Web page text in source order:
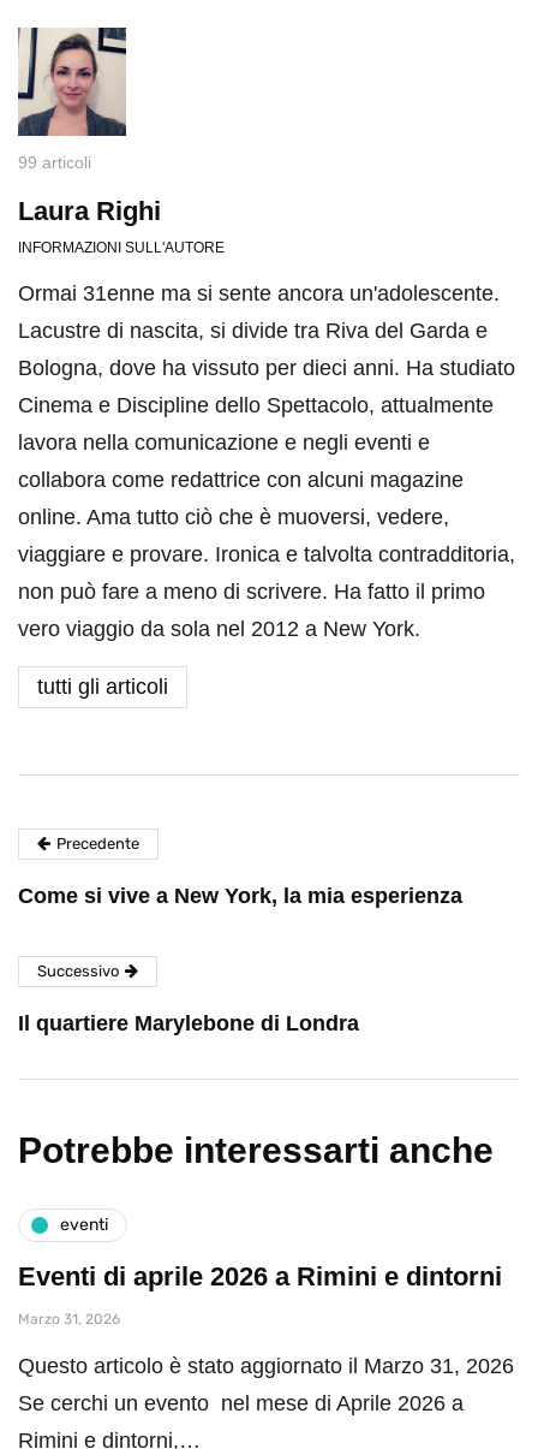
99 articoli
Laura Righi
INFORMAZIONI SULL'AUTORE
Ormai 31enne ma si sente ancora un'adolescente.
Lacustre di nascita, si divide tra Riva del Garda e
Bologna, dove ha vissuto per dieci anni. Ha studiato
Cinema e Discipline dello Spettacolo, attualmente
lavora nella comunicazione e negli eventi e
collabora come redattrice con alcuni magazine
online. Ama tutto ciò che è muoversi, vedere,
viaggiare e provare. Ironica e talvolta contradditoria,
non può fare a meno di scrivere. Ha fatto il primo
vero viaggio da sola nel 2012 a New York.
tutti gli articoli
Precedente
Come si vive a New York, la mia esperienza
Successivo
Il quartiere Marylebone di Londra
Potrebbe interessarti anche
eventi
Eventi di aprile 2026 a Rimini e dintorni
Marzo 31, 2026
Questo articolo è stato aggiornato il Marzo 31, 2026
Se cerchi un evento nel mese di Aprile 2026 a
Rimini e dintorni,…